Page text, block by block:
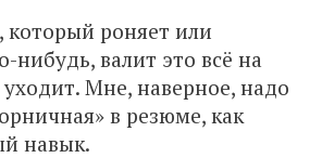
который роняет или
нибудь, валит это всё на
Мне, наверное, надо
в резюме, как
навык.